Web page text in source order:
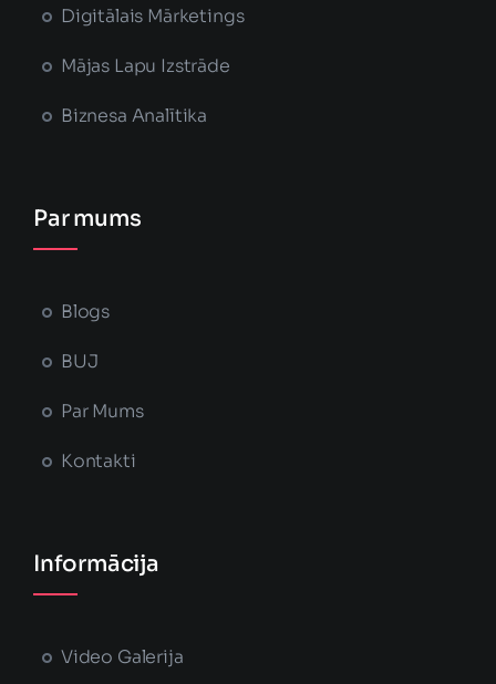
Digitālais Mārketings
Mājas Lapu Izstrāde
Biznesa Analītika
Par mums
Blogs
BUJ
Par Mums
Kontakti
Informācija
Video Galerija